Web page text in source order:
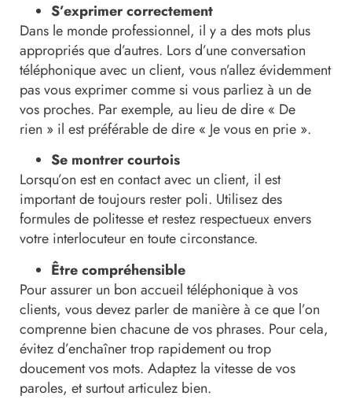
S’exprimer correctement
Dans le monde professionnel, il y a des mots plus
appropriés que d’autres. Lors d’une conversation
téléphonique avec un client, vous n’allez évidemment
pas vous exprimer comme si vous parliez à un de
vos proches. Par exemple, au lieu de dire « De
rien » il est préférable de dire « Je vous en prie ».
Se montrer courtois
Lorsqu’on est en contact avec un client, il est
important de toujours rester poli. Utilisez des
formules de politesse et restez respectueux envers
votre interlocuteur en toute circonstance.
Être compréhensible
Pour assurer un bon accueil téléphonique à vos
clients, vous devez parler de manière à ce que l’on
comprenne bien chacune de vos phrases. Pour cela,
évitez d’enchaîner trop rapidement ou trop
doucement vos mots. Adaptez la vitesse de vos
paroles, et surtout articulez bien.